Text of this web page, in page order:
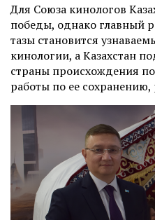
Для Союза кинологов
победы, однако главный
тазы становится
кинологии, а Казахстан
страны происхождения
работы по ее